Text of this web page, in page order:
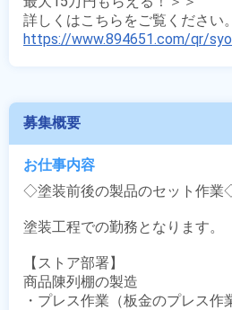
https://www.894651.com/qr/
募集概要
お仕事内容
◇塗装前後の製品のセット作
塗装工程での勤務となります。
【ストア部署】
商品陳列棚の製造
・プレス作業（板金のプレス作